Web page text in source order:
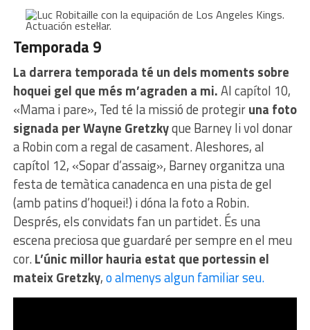
Actuación estel·lar.
Temporada 9
La darrera temporada té un dels moments sobre
hoquei gel que més m’agraden a mi.Al capítol 10,
«Mama i pare», Ted té la missió de protegiruna foto
signada per Wayne Gretzkyque Barney li vol donar
a Robin com a regal de casament. Aleshores, al
capítol 12, «Sopar d’assaig», Barney organitza una
festa de temàtica canadenca en una pista de gel
(amb patins d’hoquei!) i dóna la foto a Robin.
Després, els convidats fan un partidet. És una
escena preciosa que guardaré per sempre en el meu
cor.L’únic millor hauria estat que portessin el
mateix Gretzky,o almenys algun familiar seu.